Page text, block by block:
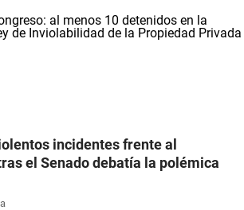
incidentes frente al
el Senado debatía la polémica